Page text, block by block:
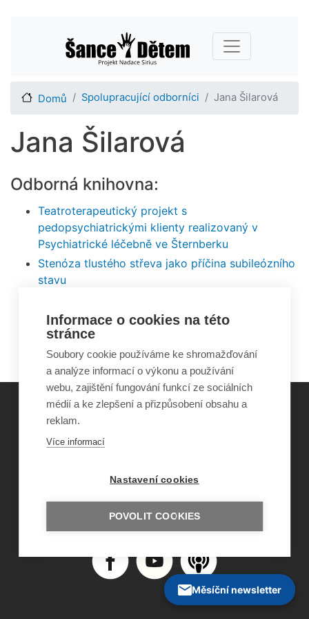
hlavnímu
obsahu
Main navigation
Domů Spolupracující odborníci Jana Šilarová
Jana Šilarová
Odborná knihovna:
Teatroterapeutický projekt s
pedopsychiatrickými klienty realizovaný v
Psychiatrické léčebně ve Šternberku
Stenóza tlustého střeva jako příčina subileózního
stavu
Teatroterapeutický projekt s
pedopsychiatrickými klienty
©Obecně prospěšná společnost Sirius
ISSN 1805-8876
Odběr novinek e-mailem
Informace o webu
Ochrana osobních údajů
Měsíční newsletter
Informace o cookies na této
stránce
Soubory cookie používáme ke shromažďování
a analýze informací o výkonu a používání
webu, zajištění fungování funkcí ze sociálních
médií a ke zlepšení a přizpůsobení obsahu a
reklam.
Více informací
Nastavení cookies
POVOLIT COOKIES